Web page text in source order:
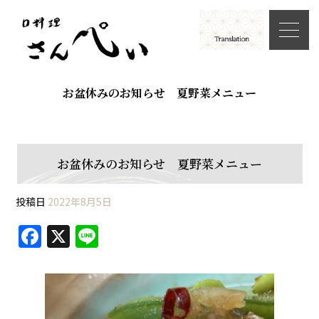
お盆休みのお知らせ 夏野菜メニュー
お盆休みのお知らせ 夏野菜メニュー
投稿日 2022年8月5日
F
a
c
X
e